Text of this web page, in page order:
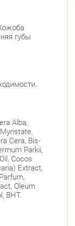
пр., д. 7)
8:00-22:00
губы
Alba,
Cera, Bis-
Parkii,
Cocos
Extract,
Oleum
BHT.